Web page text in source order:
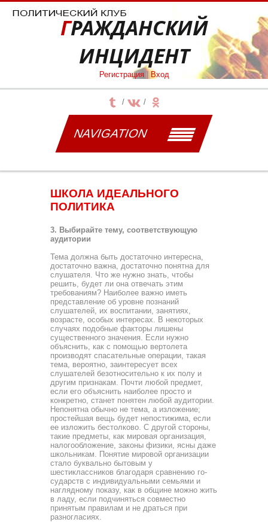
ГРАЖДАНСКИЙ
ИНЦИДЕНТ
Регистрация Вход
NAVIGATION
ШКОЛА ИДЕАЛЬНОГО
ПОЛИТИКА
3. Выбирайте тему, соответствующую
аудитории
Тема должна быть достаточно интересна,
достаточно важна, достаточно понятна для
слушателя. Что же нужно знать, чтобы
решить, будет ли она отвечать этим
требовани­ям? Наиболее важно иметь
представление об уровне познаний
слушателей, их воспитании, занятиях,
возрасте, особых интересах. В некоторых
случаях подобные факторы лишены
существенного значения. Если нужно
объяснить, как с по­мощью вертолета
производят спасательные операции, такая
тема, вероятно, заинтересует всех
слушателей безотноси­тельно к их полу и
другим признакам. Почти любой предмет,
если его объяснить наиболее просто и
конкретно, станет по­нятен любой аудитории.
Непонятна обычно не тема, а изло­жение;
простейшая вещь будет непостижима, если
ее изло­жить бестолково. С другой стороны,
такие предметы, как ми­ровая организация,
налогообложение, законы физики, ясны даже
школьникам. Понятие мировой организации
стало бук­вально бытовым у
шестиклассников благодаря сравнению го­
сударств с индивидуальными семьями и
наглядному показу, как в общине можно жить
в ладу, если подчиняться совме­стно
принятым правилам и не драться при
разногласиях.